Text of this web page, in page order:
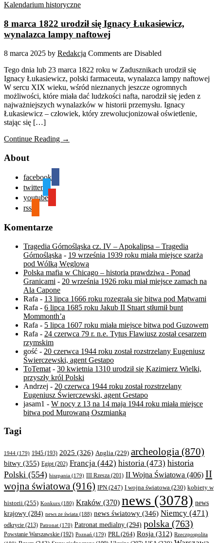
Kalendarium historyczne
8 marca 1822 urodził się Ignacy Łukasiewicz,
wynalazca lampy naftowej
8 marca 2025 by Redakcja Comments are Disabled
Tego dnia lub 23 marca 1822 roku w Zadusznikach urodził się
Ignacy Łukasiewicz, polski farmaceuta, wynalazca lampy naftowej
W sercu XIX wieku, wśród nieznanych jeszcze ogromnych
możliwości, które miała dać ludzkości nafta, narodził się jeden z
najważniejszych wynalazków w historii przemysłu. Ignacy
Łukasiewicz – człowiek, który zrewolucjonizował oświetlenie,
stając się […]
Continue Reading →
About
facebook
twitter
youtube
rss
Komentarze
Tragedia Górnośląska cz. IV – Apokalipsa – Tragedia
Górnośląska - 19 września 1939 roku miała miejsce szarża
pod Wólką Węglową
Polska mafia w Chicago – historia prawdziwa - Ponad
Granicami - 20 września 1926 roku miał miejsce zamach na
Ala Capone
Rafa - 13 lipca 1666 roku rozegrała się bitwa pod Mątwami
Rafa - 6 lipca 1685 roku Jakub II Stuart stłumił bunt
Mommonth’a
Rafa - 5 lipca 1607 roku miała miejsce bitwa pod Guzowem
Rafa - 24 czerwca 79 r. n.e. Tytus Flawiusz został cesarzem
rzymskim
gość - 20 czerwca 1944 roku został rozstrzelany Eugeniusz
Świerczewski, agent Gestapo
ToTemat - 30 kwietnia 1310 urodził się Kazimierz Wielki,
przyszły król Polski
Andrzej - 20 czerwca 1944 roku został rozstrzelany
Eugeniusz Świerczewski, agent Gestapo
jasam1 - W nocy z 13 na 14 maja 1944 roku miała miejsce
bitwa pod Murowaną Oszmianką
Tagi
1944 (179) 1945 (193) 2025 (326) Anglia (229) archeologia (870)
bitwy (355) Egipt(202) Francja (442) historia (473) historia
Polski (554) hiszpania (179) III Rzesza (201) II Wojna Światowa (406) II
wojna światowa (916) IPN (247) I wojna światowa (230) kobiety w
historii (255) Konkurs (180) Kraków (370) news (3078) news
krajowy (284) news ze świata (188) news światowy (346) Niemcy (471)
odkrycie (213) Patronat (170) Patronat medialny (294) polska (763)
Powstanie Warszawskie (192) Poznań (179) PRL(264) Rosja (312) Rzeczpospolita